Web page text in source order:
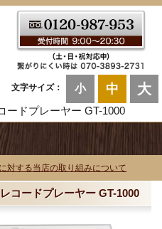
文字サイズ： 小 中 大
ードプレーヤー GT-1000
対する当店の取り組みについて
コードプレーヤー GT-1000